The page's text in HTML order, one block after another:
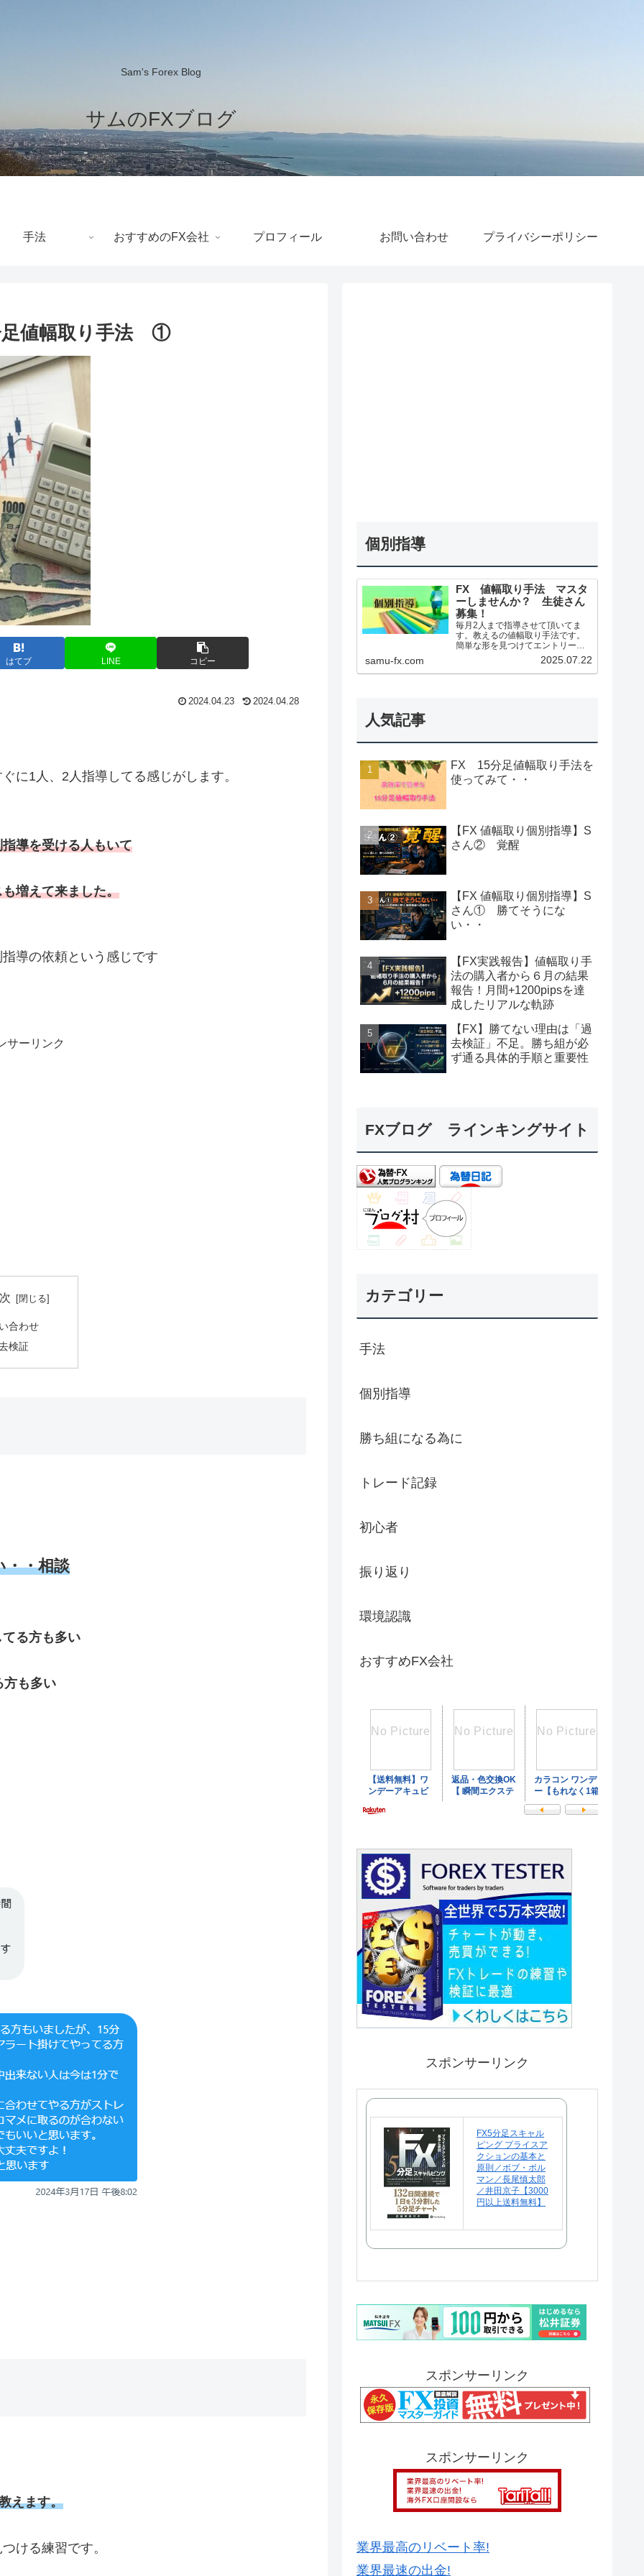
Sam's Forex Blog
サムのFXブログ
手法 おすすめのFX会社 プロフィール お問い合わせ プライバシーポリシー
値幅取り手法 ①
はてブ LINE コピー
2024.04.23 2024.04.28
に1人、2人指導してる感じがします。
導を受ける人もいて
増えて来ました。
導の依頼という感じです
サーリンク
合わせ
検証
・・相談
る方も多い
方も多い
えます。
ける練習です。
個別指導
FX 値幅取り手法 マスタ
ーしませんか？ 生徒さん
募集！
毎月2人まで指導させて頂いてま
す。教えるの値幅取り手法です。
簡単な形を見つけてエントリー、
決済、利食いも明確でシンプルで
機械的にトレード出来る再現性の
高い手法です。１分足～１時間足
samu-fx.com 2025.07.22
人気記事
FX 15分足値幅取り手法を
使ってみて・・
【FX 値幅取り個別指導】S
さん② 覚醒
【FX 値幅取り個別指導】S
さん① 勝てそうにな
い・・
【FX実践報告】値幅取り手
法の購入者から６月の結果
報告！月間+1200pipsを達
成したリアルな軌跡
【FX】勝てない理由は「過
去検証」不足。勝ち組が必
ず通る具体的手順と重要性
FXブログ ラインキングサイト
カテゴリー
手法
個別指導
勝ち組になる為に
トレード記録
初心者
振り返り
環境認識
おすすめFX会社
スポンサーリンク
FX5分足スキャル
ピング プライスア
クションの基本と
原則／ボブ・ボル
マン／長尾慎太郎
／井田京子【3000
円以上送料無料】
スポンサーリンク
スポンサーリンク
業界最高のリベート率!
業界最速の出金!